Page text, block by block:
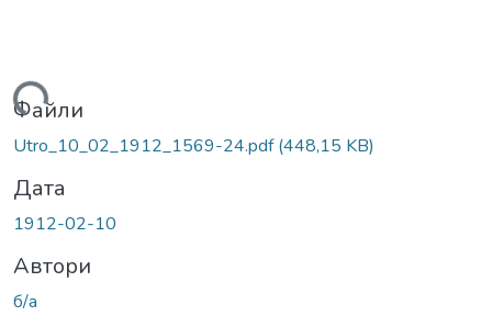
Файли
Utro_10_02_1912_1569-24.pdf(448,15 KB)
Дата
1912-02-10
Автори
б/а